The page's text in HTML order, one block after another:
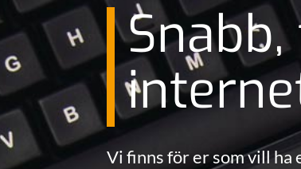
Vi finns för er som vill